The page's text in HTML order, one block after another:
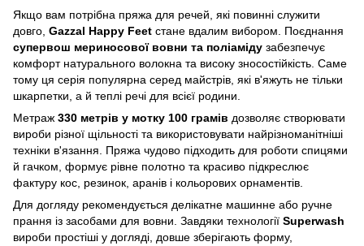
Якщо вам потрібна пряжа для речей, які повинні служити
довго, Gazzal Happy Feet стане вдалим вибором. Поєднання
супервош мериносової вовни та поліаміду забезпечує
комфорт натурального волокна та високу зносостійкість. Саме
тому ця серія популярна серед майстрів, які в'яжуть не тільки
шкарпетки, а й теплі речі для всієї родини.
Метраж 330 метрів у мотку 100 грамів дозволяє створювати
вироби різної щільності та використовувати найрізноманітніші
техніки в'язання. Пряжа чудово підходить для роботи спицями
й гачком, формує рівне полотно та красиво підкреслює
фактуру кос, резинок, аранів і кольорових орнаментів.
Для догляду рекомендується делікатне машинне або ручне
прання із засобами для вовни. Завдяки технології Superwash
вироби простіші у догляді, довше зберігають форму,